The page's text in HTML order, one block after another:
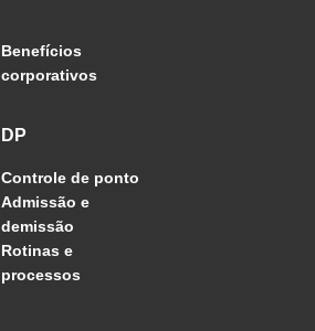
Benefícios
corporativos
DP
Controle de ponto
Admissão e
demissão
Rotinas e
processos